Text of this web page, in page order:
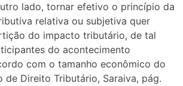
lado, tornar efetivo o princípio da
relativa ou subjetiva quer
do impacto tributário, de tal
do acontecimento
com o tamanho econômico do
de Direito Tributário, Saraiva, pág.